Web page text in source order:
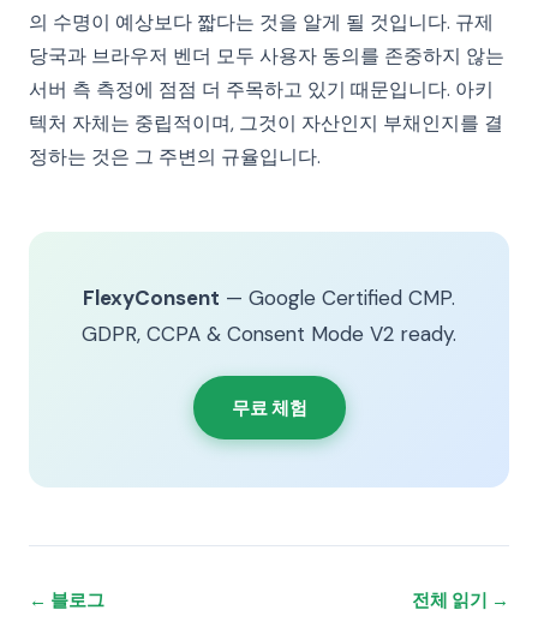
의 수명이 예상보다 짧다는 것을 알게 될 것입니다. 규제
당국과 브라우저 벤더 모두 사용자 동의를 존중하지 않는
서버 측 측정에 점점 더 주목하고 있기 때문입니다. 아키
텍처 자체는 중립적이며, 그것이 자산인지 부채인지를 결
정하는 것은 그 주변의 규율입니다.
FlexyConsent — Google Certified CMP.
GDPR, CCPA & Consent Mode V2 ready.
무료 체험
← 블로그 전체 읽기 →